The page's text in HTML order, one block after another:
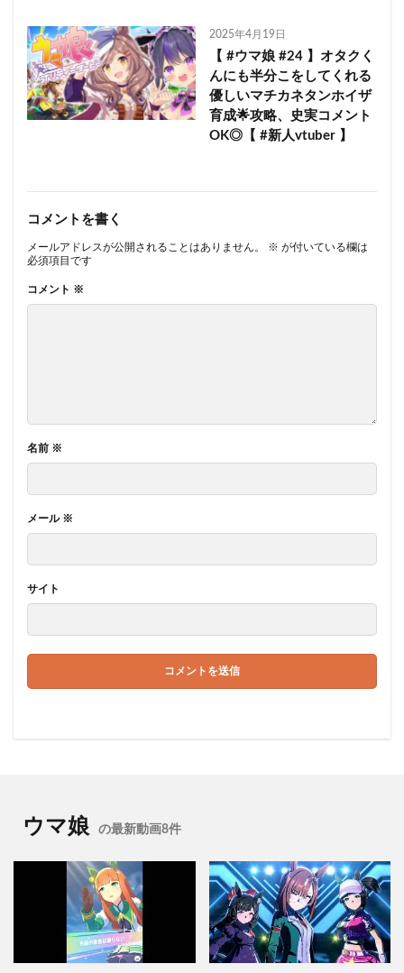
2025年4月19日
【 #ウマ娘 #24 】オタクく
んにも半分こをしてくれる
優しいマチカネタンホイザ
育成🌟攻略、史実コメント
OK◎【 #新人vtuber 】
コメントを書く
メールアドレスが公開されることはありません。 ※ が付いている欄は
必須項目です
コメント ※
名前 ※
メール ※
サイト
ウマ娘 の最新動画8件